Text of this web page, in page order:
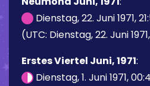
Dienstag, 22. Juni 1971,
(UTC: Dienstag, 22. Juni
Erstes Viertel Juni, 1971:
Dienstag, 1. Juni 1971,